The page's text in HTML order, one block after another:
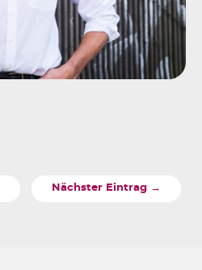
Nächster Eintrag →